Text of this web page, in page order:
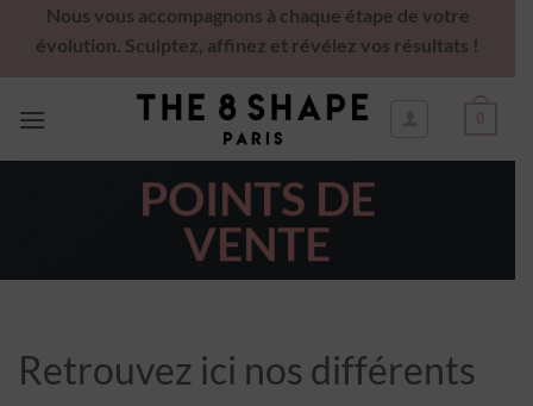
Nous vous accompagnons à chaque étape de votre
évolution. Sculptez, affinez et révélez vos résultats !
POINTS DE
VENTE
Retrouvez ici nos différents